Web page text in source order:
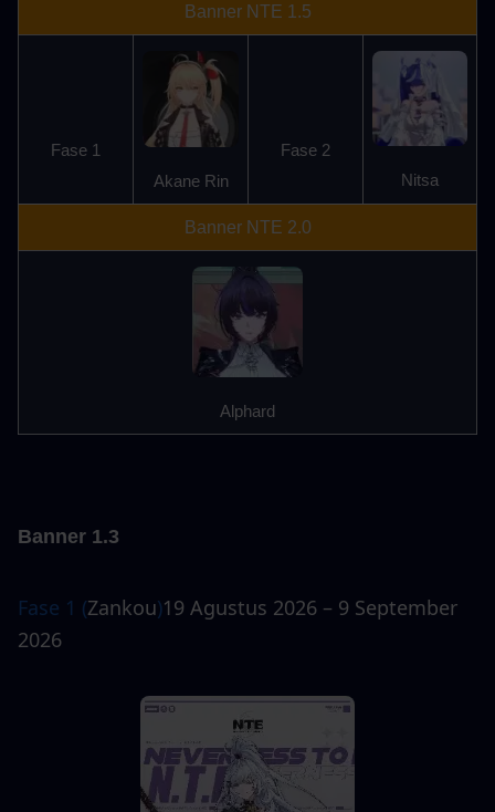
Banner NTE 1.5
Fase 1
Akane Rin
Fase 2
Nitsa
Banner NTE 2.0
Alphard
Banner 1.3
Fase 1 (Zankou)19 Agustus 2026 – 9 September
2026